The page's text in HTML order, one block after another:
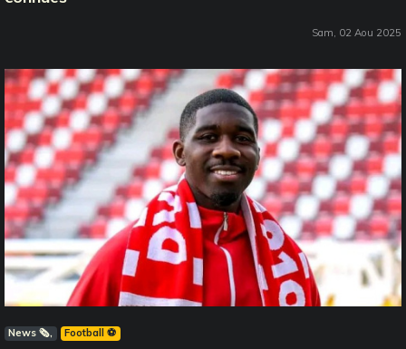
Sam, 02 Aou 2025
News 🗞️ Football ⚽️